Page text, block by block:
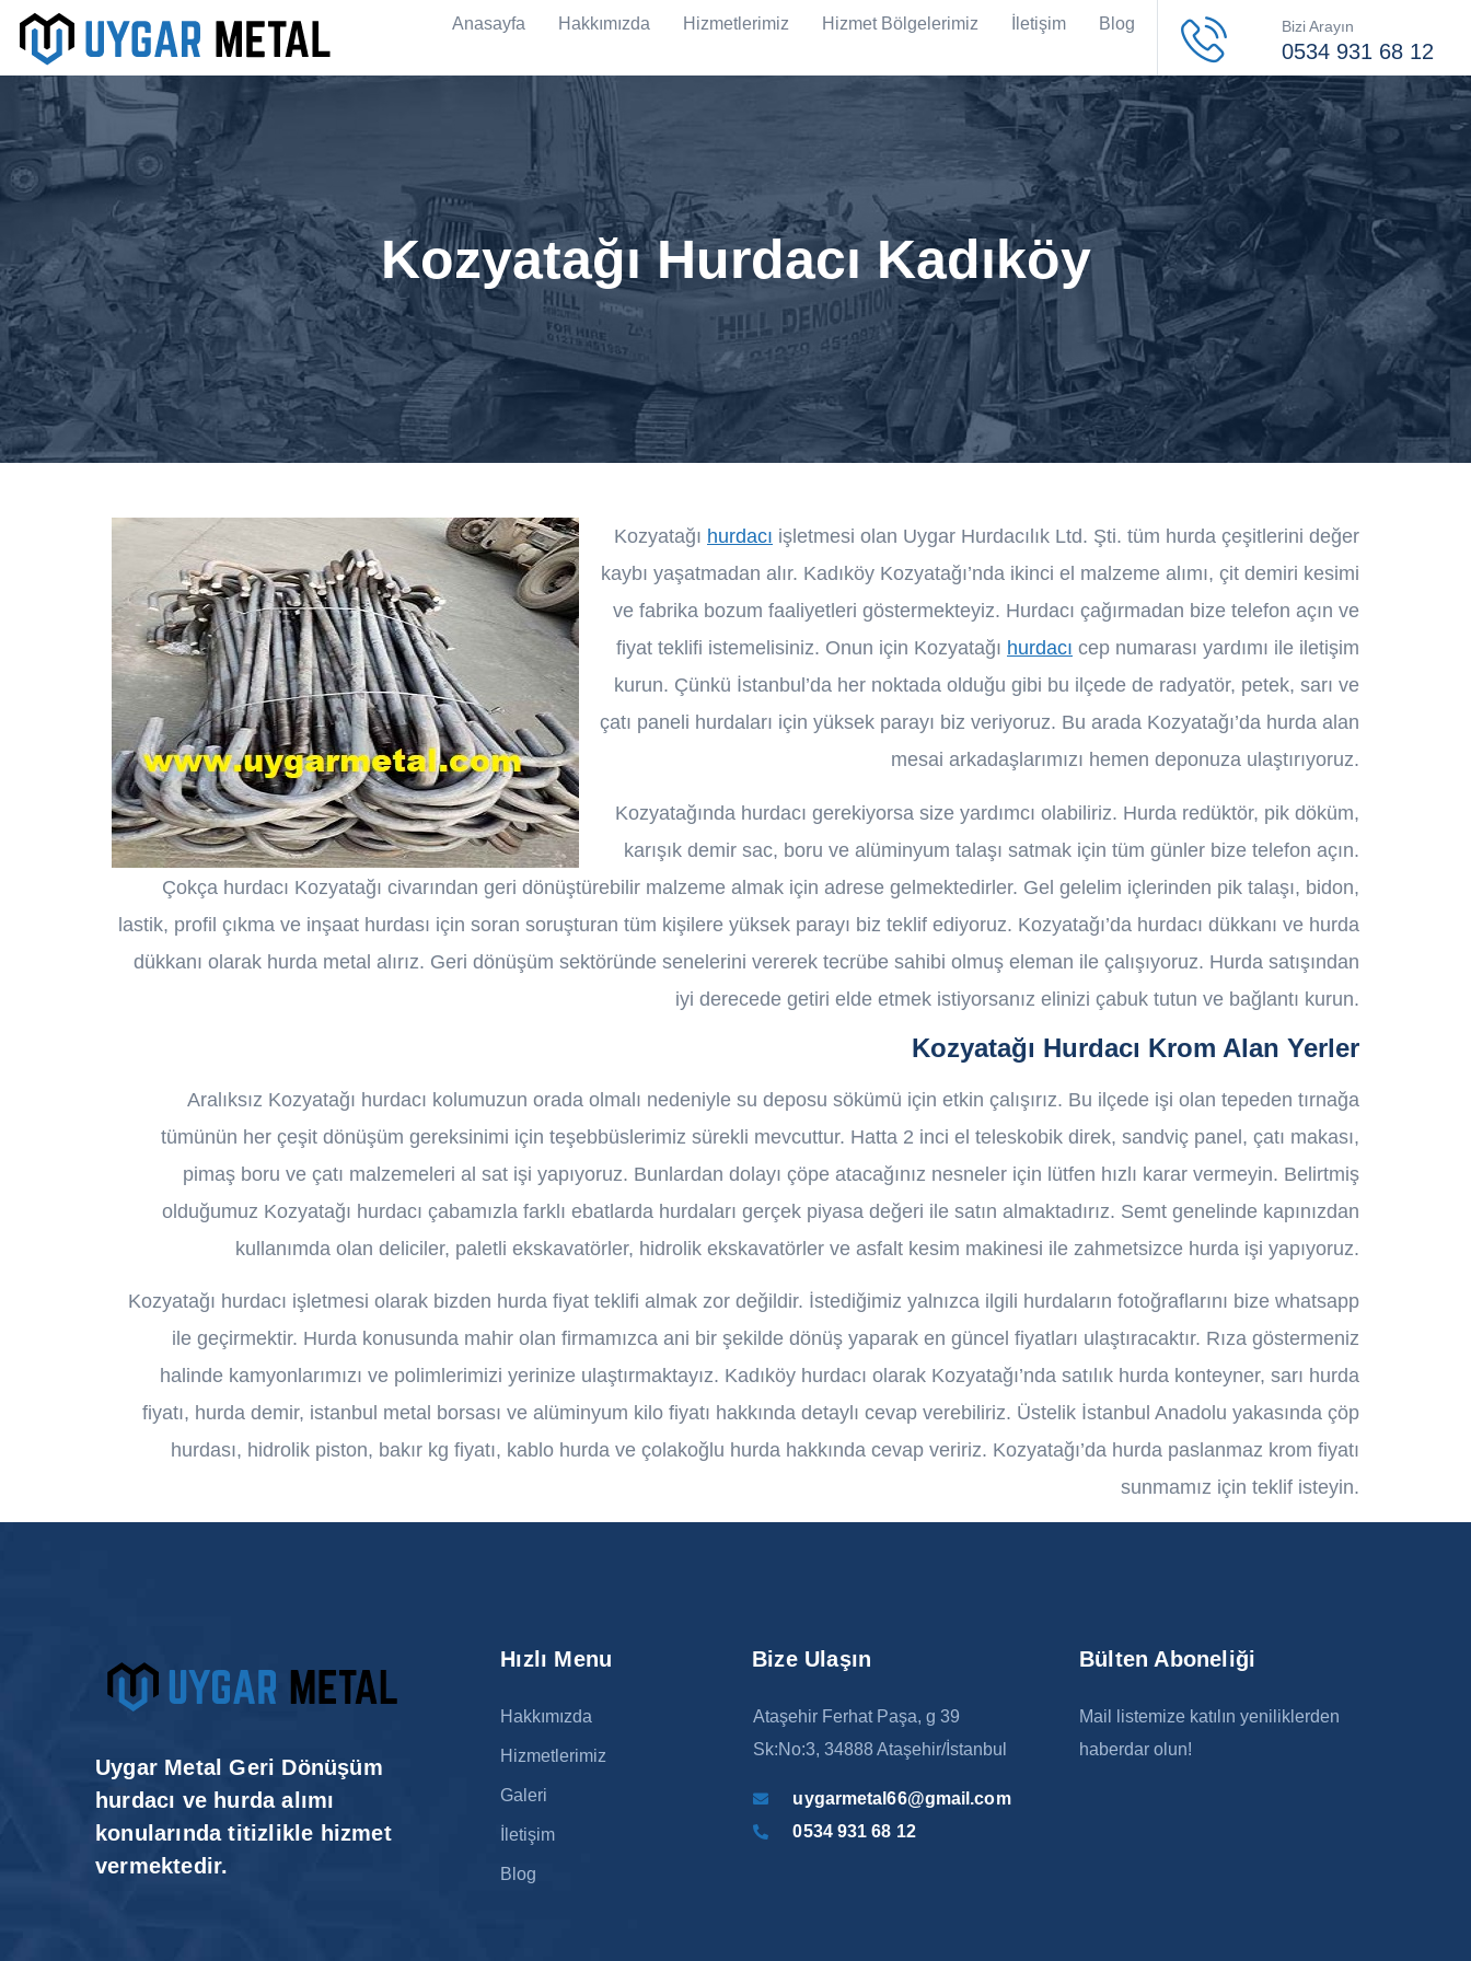
Anasayfa Hakkımızda Hizmetlerimiz Hizmet Bölgelerimiz İletişim Blog Bizi Arayın
0534 931 68 12
Kozyatağı Hurdacı Kadıköy
Kozyatağı hurdacı işletmesi olan Uygar Hurdacılık Ltd. Şti. tüm hurda çeşitlerini değer
kaybı yaşatmadan alır. Kadıköy Kozyatağı’nda ikinci el malzeme alımı, çit demiri kesimi
ve fabrika bozum faaliyetleri göstermekteyiz. Hurdacı çağırmadan bize telefon açın ve
fiyat teklifi istemelisiniz. Onun için Kozyatağı hurdacı cep numarası yardımı ile iletişim
kurun. Çünkü İstanbul’da her noktada olduğu gibi bu ilçede de radyatör, petek, sarı ve
çatı paneli hurdaları için yüksek parayı biz veriyoruz. Bu arada Kozyatağı’da hurda alan
mesai arkadaşlarımızı hemen deponuza ulaştırıyoruz.
Kozyatağında hurdacı gerekiyorsa size yardımcı olabiliriz. Hurda redüktör, pik döküm,
karışık demir sac, boru ve alüminyum talaşı satmak için tüm günler bize telefon açın.
Çokça hurdacı Kozyatağı civarından geri dönüştürebilir malzeme almak için adrese gelmektedirler. Gel gelelim içlerinden pik talaşı, bidon,
lastik, profil çıkma ve inşaat hurdası için soran soruşturan tüm kişilere yüksek parayı biz teklif ediyoruz. Kozyatağı’da hurdacı dükkanı ve hurda
dükkanı olarak hurda metal alırız. Geri dönüşüm sektöründe senelerini vererek tecrübe sahibi olmuş eleman ile çalışıyoruz. Hurda satışından
iyi derecede getiri elde etmek istiyorsanız elinizi çabuk tutun ve bağlantı kurun.
Kozyatağı Hurdacı Krom Alan Yerler
Aralıksız Kozyatağı hurdacı kolumuzun orada olmalı nedeniyle su deposu sökümü için etkin çalışırız. Bu ilçede işi olan tepeden tırnağa
tümünün her çeşit dönüşüm gereksinimi için teşebbüslerimiz sürekli mevcuttur. Hatta 2 inci el teleskobik direk, sandviç panel, çatı makası,
pimaş boru ve çatı malzemeleri al sat işi yapıyoruz. Bunlardan dolayı çöpe atacağınız nesneler için lütfen hızlı karar vermeyin. Belirtmiş
olduğumuz Kozyatağı hurdacı çabamızla farklı ebatlarda hurdaları gerçek piyasa değeri ile satın almaktadırız. Semt genelinde kapınızdan
kullanımda olan deliciler, paletli ekskavatörler, hidrolik ekskavatörler ve asfalt kesim makinesi ile zahmetsizce hurda işi yapıyoruz.
Kozyatağı hurdacı işletmesi olarak bizden hurda fiyat teklifi almak zor değildir. İstediğimiz yalnızca ilgili hurdaların fotoğraflarını bize whatsapp
ile geçirmektir. Hurda konusunda mahir olan firmamızca ani bir şekilde dönüş yaparak en güncel fiyatları ulaştıracaktır. Rıza göstermeniz
halinde kamyonlarımızı ve polimlerimizi yerinize ulaştırmaktayız. Kadıköy hurdacı olarak Kozyatağı’nda satılık hurda konteyner, sarı hurda
fiyatı, hurda demir, istanbul metal borsası ve alüminyum kilo fiyatı hakkında detaylı cevap verebiliriz. Üstelik İstanbul Anadolu yakasında çöp
hurdası, hidrolik piston, bakır kg fiyatı, kablo hurda ve çolakoğlu hurda hakkında cevap veririz. Kozyatağı’da hurda paslanmaz krom fiyatı
sunmamız için teklif isteyin.
Uygar Metal Geri Dönüşüm
hurdacı ve hurda alımı
konularında titizlikle hizmet
vermektedir.
Hızlı Menu
Hakkımızda
Hizmetlerimiz
Galeri
İletişim
Blog
Bize Ulaşın
Ataşehir Ferhat Paşa, g 39
Sk:No:3, 34888 Ataşehir/İstanbul
uygarmetal66@gmail.com
0534 931 68 12
Bülten Aboneliği
Mail listemize katılın yeniliklerden
haberdar olun!